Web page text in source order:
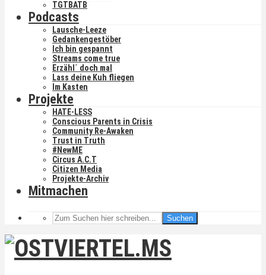
TGTBATB
Podcasts
Lausche-Leeze
Gedankengestöber
Ich bin gespannt
Streams come true
Erzähl´ doch mal
Lass deine Kuh fliegen
Im Kasten
Projekte
HATE-LESS
Conscious Parents in Crisis
Community Re-Awaken
Trust in Truth
#NewME
Circus A.C.T
Citizen Media
Projekte-Archiv
Mitmachen
Suchen